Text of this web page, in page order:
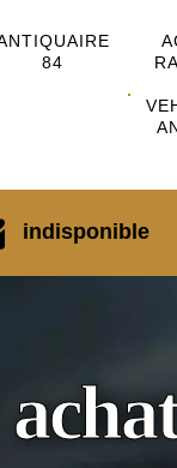
84
indisponible